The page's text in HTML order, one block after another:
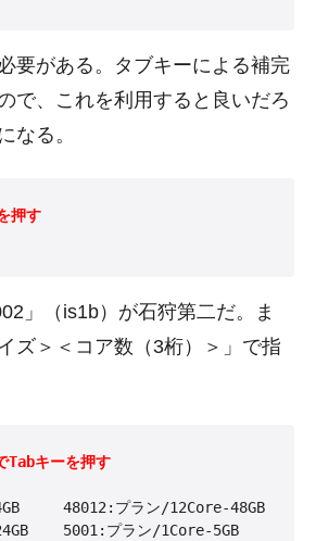
要がある。タブキーによる補完
で、これを利用すると良いだろ
なる。
押す
」（is1b）が石狩第二だ。ま
ズ＞＜コア数（3桁）＞」で指
Tabキーを押す
48012:プラン/12Core-48GB
5001:プラン/1Core-5GB